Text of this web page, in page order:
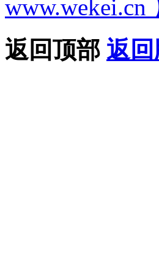
www.wekei.cn
返回顶部 返